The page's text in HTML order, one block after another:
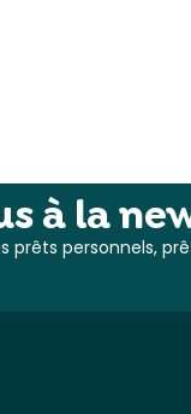
à la
prêts personnels,